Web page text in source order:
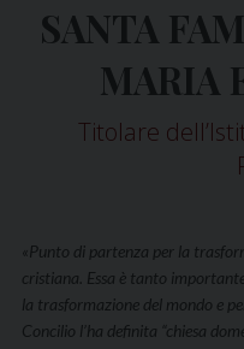
SANTA
MARIA
Titolare
«Punto di partenza per la
cristiana. Essa è tanto
la trasformazione del mondo e
Concilio l’ha definita “chiesa